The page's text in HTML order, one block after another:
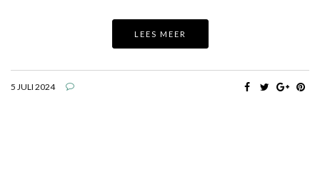
LEES MEER
5 JULI 2024